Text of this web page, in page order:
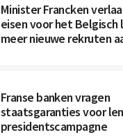
Minister Francken
eisen voor het Belgisch
meer nieuwe rekruten
Franse banken vragen
staatsgaranties voor
presidentscampagne